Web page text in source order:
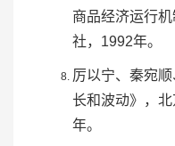
商品经济运行
社，1992年。
厉以宁、秦宛顺
长和波动》，
年。